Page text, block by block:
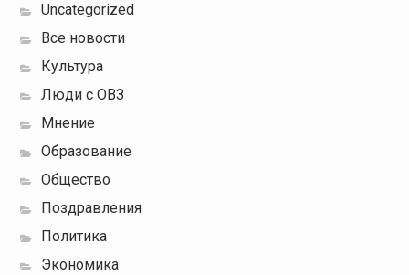
Uncategorized
Все новости
Культура
Люди с ОВЗ
Мнение
Образование
Общество
Поздравления
Политика
Экономика